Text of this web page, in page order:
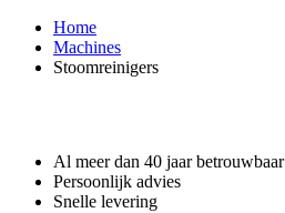
Home
Machines
Stoomreinigers
Al meer dan 40 jaar betrouwbaar
Persoonlijk advies
Snelle levering